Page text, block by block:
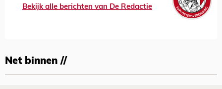
Bekijk alle berichten van De Redactie
Net binnen //